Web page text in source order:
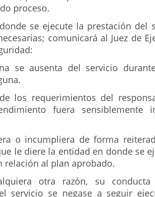
proceso.
se ejecute la prestación del
comunicará al Juez de
se ausenta del servicio
los requerimientos del
fuera sensiblemente
o incumpliera de forma
le diere la entidad en donde se
relación al plan aprobado.
otra razón, su
servicio se negase a seguir